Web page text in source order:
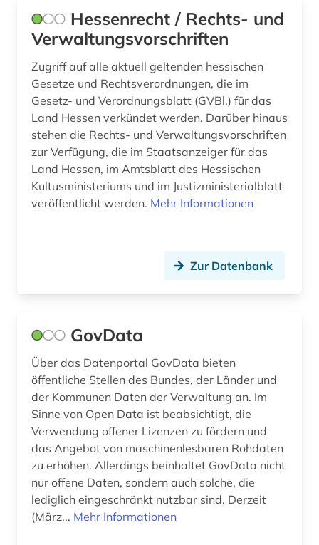
öffentliches unternehmen (1)
Hessenrecht / Rechts- und
Verwaltungsvorschriften
Zugriff auf alle aktuell geltenden hessischen
Gesetze und Rechtsverordnungen, die im
Gesetz- und Verordnungsblatt (GVBl.) für das
Land Hessen verkündet werden. Darüber hinaus
stehen die Rechts- und Verwaltungsvorschriften
zur Verfügung, die im Staatsanzeiger für das
Land Hessen, im Amtsblatt des Hessischen
Kultusministeriums und im Justizministerialblatt
veröffentlicht werden. Mehr Informationen
Zur Datenbank
GovData
Über das Datenportal GovData bieten
öffentliche Stellen des Bundes, der Länder und
der Kommunen Daten der Verwaltung an. Im
Sinne von Open Data ist beabsichtigt, die
Verwendung offener Lizenzen zu fördern und
das Angebot von maschinenlesbaren Rohdaten
zu erhöhen. Allerdings beinhaltet GovData nicht
nur offene Daten, sondern auch solche, die
lediglich eingeschränkt nutzbar sind. Derzeit
(März... Mehr Informationen